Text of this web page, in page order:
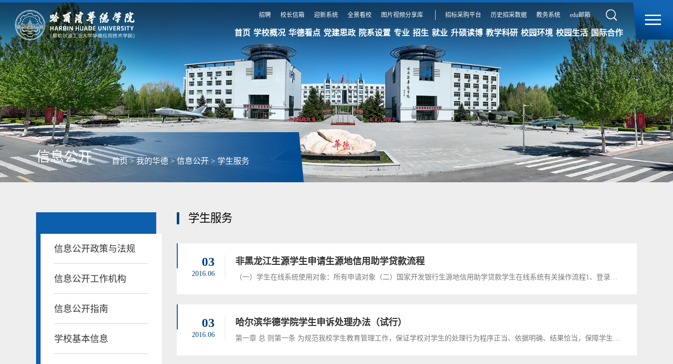
招聘 校长信箱 迎新系统 全景看校 图片视频分享库 招标采购平台 历史招采数据 教务系统 edu邮箱
首页 学校概况 华德看点 党建思政 院系设置 专业 招生 就业 升硕读博 教学科研 校园环境 校园生活 国际合作
信息公开 首页 >我的华德 >信息公开 > 学生服务
信息公开政策与法规
信息公开工作机构
信息公开指南
学校基本信息
学生服务
03
2016.06
非黑龙江生源学生申请生源地信用助学贷款流程
03
2016.06
哈尔滨华德学院学生申诉处理办法（试行）